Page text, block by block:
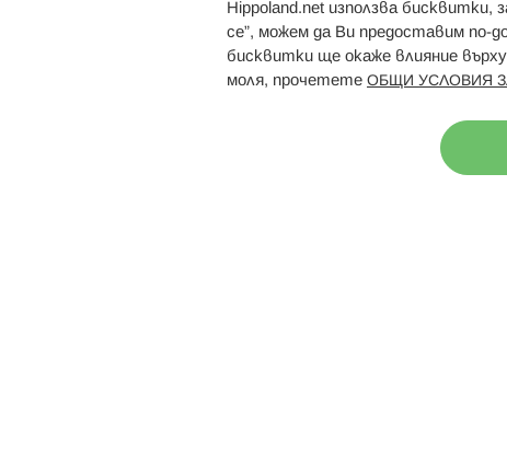
Брошури Магазини
Hippoland.net използва
се”, можем да Ви предоставим по-
бисквитки ще окаже влияние
моля, прочетете ОБЩИ УСЛОВИЯ